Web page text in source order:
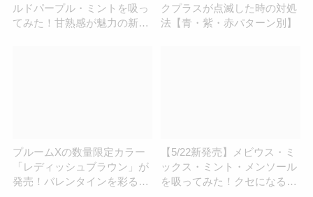
ルドパープル・ミントを吸っ
てみた！甘熟感が魅力の新フ
クプラスが点滅した時の対処
法【青・紫・赤パターン別】
プルームXの数量限定カラー
「レディッシュブラウン」が
発売！バレンタインを彩る深
【5/22新発売】メビウス・ミ
ックス・ミント・メンソール
を吸ってみた！クセになるミ